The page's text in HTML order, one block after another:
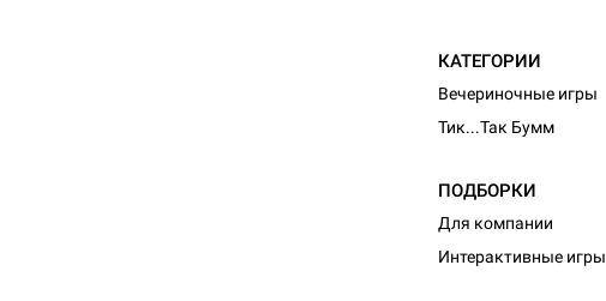
КАТЕГОРИИ
Вечериночные игры
Тик...Так Бумм
ПОДБОРКИ
Для компании
Интерактивные игры